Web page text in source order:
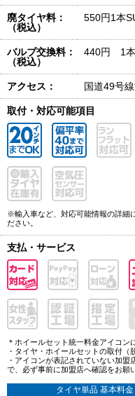
廃タイヤ料：
（税込）
550円1本
バルブ交換料：
（税込）
440円 1本
アクセス： 国道49号
取付・対応可能項目
※輸入車など、対応可能情報の詳細
ださい。
支払・サービス
＊ホイールセット統一料金アイコン
・タイヤ・ホイールセットの取付（
・アイコンが表記されていない加
で、必ず事前に加盟店へ確認をお願
タイヤ単品 基本料金